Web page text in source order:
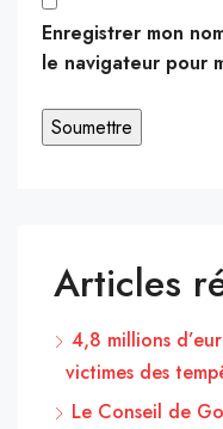
Enregistrer mon
le navigateur pour
Articles
4,8 millions
victimes des
Le Conseil de